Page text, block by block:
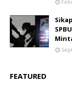
FEATURED